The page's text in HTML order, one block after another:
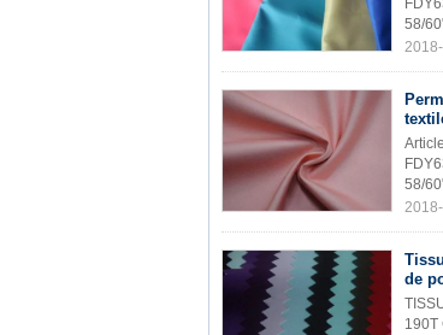
58/
58/
de
190T